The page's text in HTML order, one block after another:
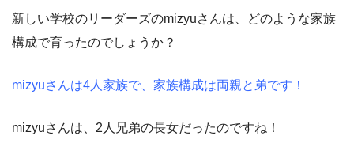
新しい学校のリーダーズのmizyuさんは、どのような家族
構成で育ったのでしょうか？
mizyuさんは4人家族で、家族構成は両親と弟です！
mizyuさんは、2人兄弟の長女だったのですね！